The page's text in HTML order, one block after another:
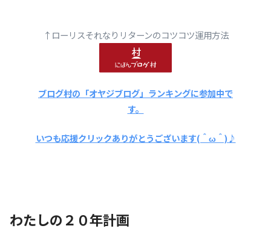
↑ローリスそれなりリターンのコツコツ運用方法
ブログ村の「オヤジブログ」ランキングに参加中で
す。
いつも応援クリックありがとうございます(＾ω＾)♪
わたしの２０年計画